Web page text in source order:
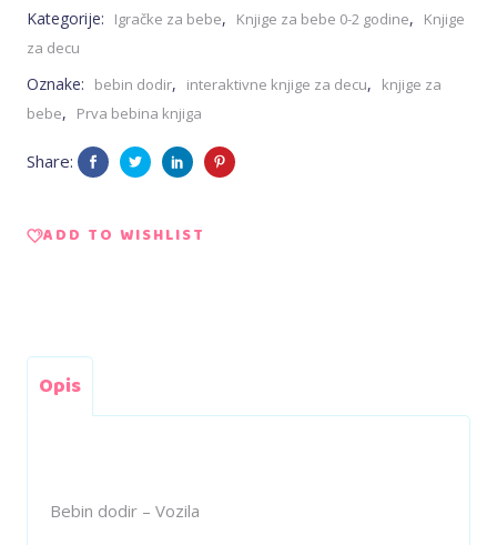
quantity
Kategorije: Igračke za bebe, Knjige za bebe 0-2 godine,
Knjige
za decu
Oznake: bebin dodir, interaktivne knjige za decu,
knjige za
bebe, Prva bebina knjiga
Share:
ADD TO WISHLIST
Opis
Bebin dodir – Vozila